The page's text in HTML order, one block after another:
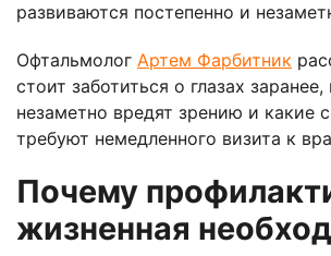
развиваются постепенно и
Офтальмолог Артем Фарбитник
стоит заботиться о глазах
незаметно вредят зрению и какие
требуют немедленного визита к
Почему
жизненная